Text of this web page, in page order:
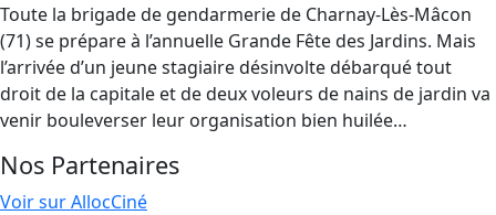
Toute la brigade de gendarmerie de Charnay-Lès-Mâcon
(71) se prépare à l’annuelle Grande Fête des Jardins. Mais
l’arrivée d’un jeune stagiaire désinvolte débarqué tout
droit de la capitale et de deux voleurs de nains de jardin va
venir bouleverser leur organisation bien huilée…
Nos Partenaires
Voir sur AllocCiné